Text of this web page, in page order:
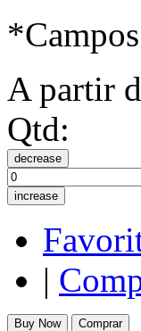
A partir
Qtd:
decrease
increase
|
Buy Now Comprar